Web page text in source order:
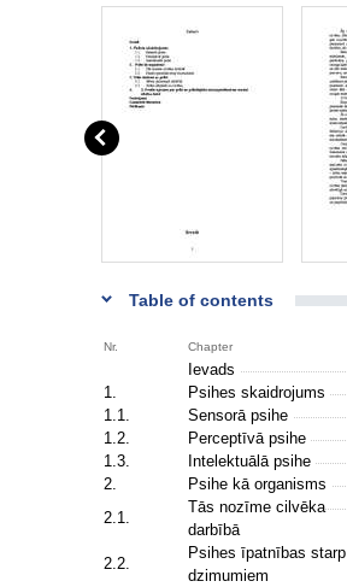
Table of contents
Nr. Chapter
Ievads
1.
Psihes skaidrojums
1.1.
Sensorā psihe
1.2.
Perceptīvā psihe
1.3.
Intelektuālā psihe
2.
Psihe kā organisms
2.1.
Tās nozīme cilvēka
darbībā
2.2.
Psihes īpatnības starp
dzimumiem